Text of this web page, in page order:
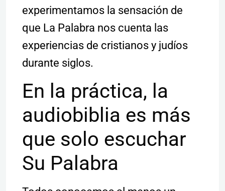
experimentamos la sensación de
que La Palabra nos cuenta las
experiencias de cristianos y judíos
durante siglos.
En la práctica, la
audiobiblia es más
que solo escuchar
Su Palabra